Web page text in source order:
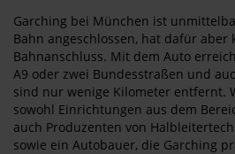
Garching bei München ist
Bahn angeschlossen, hat dafür aber
Bahnanschluss. Mit dem Auto
A9 oder zwei Bundesstraßen und
sind nur wenige Kilometer entfernt.
sowohl Einrichtungen aus dem
auch Produzenten von
sowie ein Autobauer, die Garching